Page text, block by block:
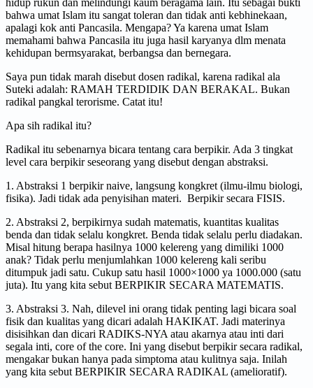
bahwa umat Islam itu sangat toleran dan tidak anti kebhinekaan,
apalagi kok anti Pancasila. Mengapa? Ya karena umat Islam
memahami bahwa Pancasila itu juga hasil karyanya dlm menata
kehidupan bermsyarakat, berbangsa dan bernegara.
Saya pun tidak marah disebut dosen radikal, karena radikal ala
Suteki adalah: RAMAH TERDIDIK DAN BERAKAL. Bukan
radikal pangkal terorisme. Catat itu!
Apa sih radikal itu?
Radikal itu sebenarnya bicara tentang cara berpikir. Ada 3 tingkat
level cara berpikir seseorang yang disebut dengan abstraksi.
1. Abstraksi 1 berpikir naive, langsung kongkret (ilmu-ilmu biologi,
fisika). Jadi tidak ada penyisihan materi. Berpikir secara FISIS.
2. Abstraksi 2, berpikirnya sudah matematis, kuantitas kualitas
benda dan tidak selalu kongkret. Benda tidak selalu perlu diadakan.
Misal hitung berapa hasilnya 1000 kelereng yang dimiliki 1000
anak? Tidak perlu menjumlahkan 1000 kelereng kali seribu
ditumpuk jadi satu. Cukup satu hasil 1000×1000 ya 1000.000 (satu
juta). Itu yang kita sebut BERPIKIR SECARA MATEMATIS.
3. Abstraksi 3. Nah, dilevel ini orang tidak penting lagi bicara soal
fisik dan kualitas yang dicari adalah HAKIKAT. Jadi materinya
disisihkan dan dicari RADIKS-NYA atau akarnya atau inti dari
segala inti, core of the core. Ini yang disebut berpikir secara radikal,
mengakar bukan hanya pada simptoma atau kulitnya saja. Inilah
yang kita sebut BERPIKIR SECARA RADIKAL (amelioratif).